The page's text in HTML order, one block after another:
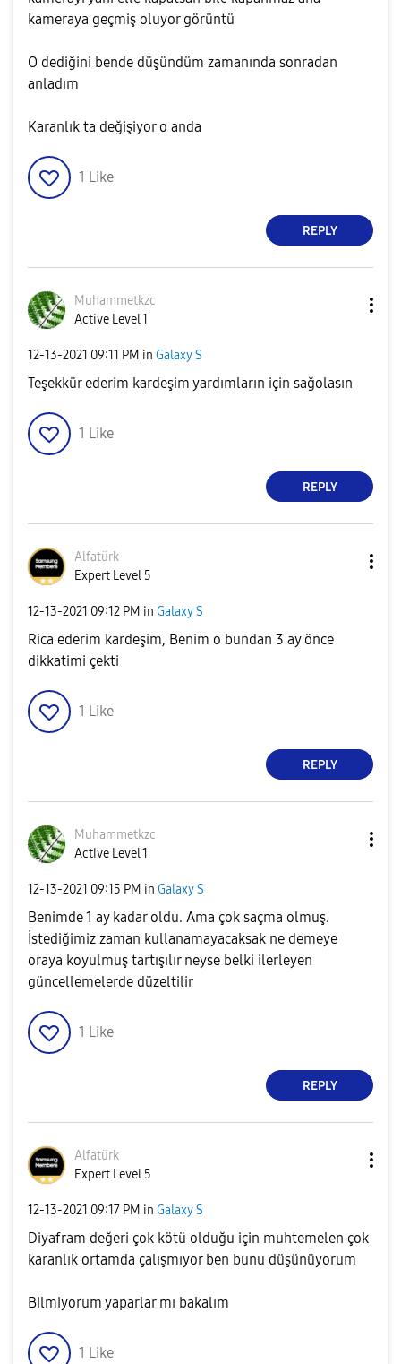
kameraya geçmiş oluyor görüntü
O dediğini bende düşündüm zamanında sonradan
anladım
Karanlık ta değişiyor o anda
1 Like
REPLY
Muhammetkzc
Active Level 1
‎12-13-2021 09:11 PM in Galaxy S
Teşekkür ederim kardeşim yardımların için sağolasın
1 Like
REPLY
Alfatürk
Expert Level 5
‎12-13-2021 09:12 PM in Galaxy S
Rica ederim kardeşim, Benim o bundan 3 ay önce
dikkatimi çekti
1 Like
REPLY
Muhammetkzc
Active Level 1
‎12-13-2021 09:15 PM in Galaxy S
Benimde 1 ay kadar oldu. Ama çok saçma olmuş.
İstediğimiz zaman kullanamayacaksak ne demeye
oraya koyulmuş tartışılır neyse belki ilerleyen
güncellemelerde düzeltilir
1 Like
REPLY
Alfatürk
Expert Level 5
‎12-13-2021 09:17 PM in Galaxy S
Diyafram değeri çok kötü olduğu için muhtemelen çok
karanlık ortamda çalışmıyor ben bunu düşünüyorum
Bilmiyorum yaparlar mı bakalım
1 Like